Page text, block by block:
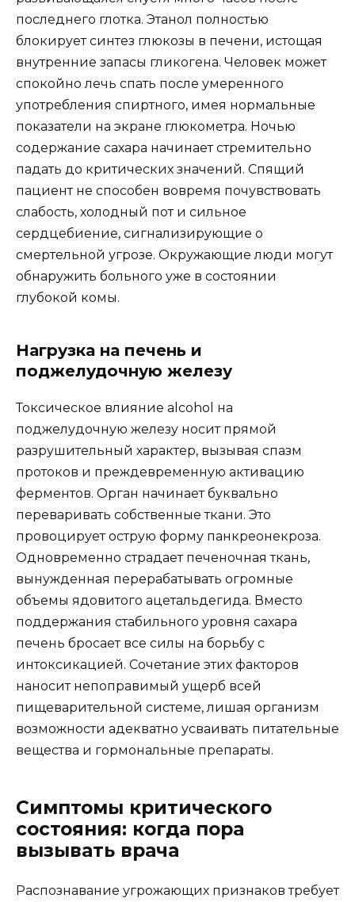
последнего глотка. Этанол полностью
блокирует синтез глюкозы в печени, истощая
внутренние запасы гликогена. Человек может
спокойно лечь спать после умеренного
употребления спиртного, имея нормальные
показатели на экране глюкометра. Ночью
содержание сахара начинает стремительно
падать до критических значений. Спящий
пациент не способен вовремя почувствовать
слабость, холодный пот и сильное
сердцебиение, сигнализирующие о
смертельной угрозе. Окружающие люди могут
обнаружить больного уже в состоянии
глубокой комы.
Нагрузка на печень и
поджелудочную железу
Токсическое влияние alcohol на
поджелудочную железу носит прямой
разрушительный характер, вызывая спазм
протоков и преждевременную активацию
ферментов. Орган начинает буквально
переваривать собственные ткани. Это
провоцирует острую форму панкреонекроза.
Одновременно страдает печеночная ткань,
вынужденная перерабатывать огромные
объемы ядовитого ацетальдегида. Вместо
поддержания стабильного уровня сахара
печень бросает все силы на борьбу с
интоксикацией. Сочетание этих факторов
наносит непоправимый ущерб всей
пищеварительной системе, лишая организм
возможности адекватно усваивать питательные
вещества и гормональные препараты.
Симптомы критического
состояния: когда пора
вызывать врача
Распознавание угрожающих признаков требует